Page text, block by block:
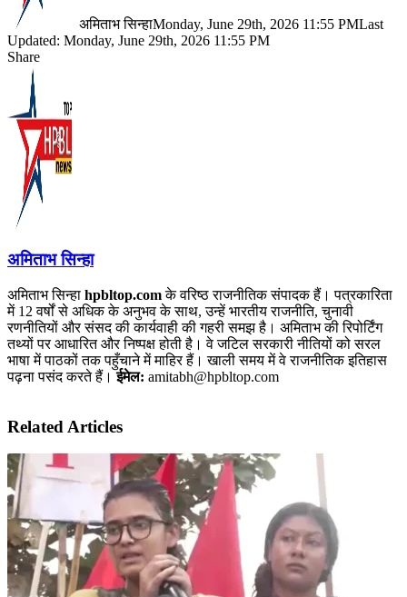
अमिताभ सिन्हाMonday, June 29th, 2026 11:55 PMLast
Updated: Monday, June 29th, 2026 11:55 PM
Share
Facebook
LinkedIn
Pinterest
WhatsApp
Telegram
अमिताभ सिन्हा
अमिताभ सिन्हा hpbltop.comके वरिष्ठ राजनीतिक संपादक हैं। पत्रकारिता
में 12 वर्षों से अधिक के अनुभव के साथ, उन्हें भारतीय राजनीति, चुनावी
रणनीतियों और संसद की कार्यवाही की गहरी समझ है। अमिताभ की रिपोर्टिंग
तथ्यों पर आधारित और निष्पक्ष होती है। वे जटिल सरकारी नीतियों को सरल
भाषा में पाठकों तक पहुँचाने में माहिर हैं। खाली समय में वे राजनीतिक इतिहास
पढ़ना पसंद करते हैं।ईमेल: amitabh@hpbltop.com
Related Articles